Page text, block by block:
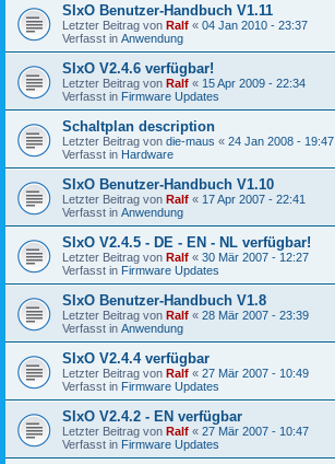
SIxO Benutzer-Handbuch V1.11
Letzter Beitrag von Ralf « 04 Jan 2010 - 23:37
Verfasst in Anwendung
SIxO V2.4.6 verfügbar!
Letzter Beitrag von Ralf « 15 Apr 2009 - 22:34
Verfasst in Firmware Updates
Schaltplan description
Letzter Beitrag von die-maus « 24 Jan 2008 - 19:47
Verfasst in Hardware
SIxO Benutzer-Handbuch V1.10
Letzter Beitrag von Ralf « 17 Apr 2007 - 22:41
Verfasst in Anwendung
SIxO V2.4.5 - DE - EN - NL verfügbar!
Letzter Beitrag von Ralf « 30 Mär 2007 - 12:27
Verfasst in Firmware Updates
SIxO Benutzer-Handbuch V1.8
Letzter Beitrag von Ralf « 28 Mär 2007 - 23:39
Verfasst in Anwendung
SIxO V2.4.4 verfügbar
Letzter Beitrag von Ralf « 27 Mär 2007 - 10:49
Verfasst in Firmware Updates
SIxO V2.4.2 - EN verfügbar
Letzter Beitrag von Ralf « 27 Mär 2007 - 10:47
Verfasst in Firmware Updates